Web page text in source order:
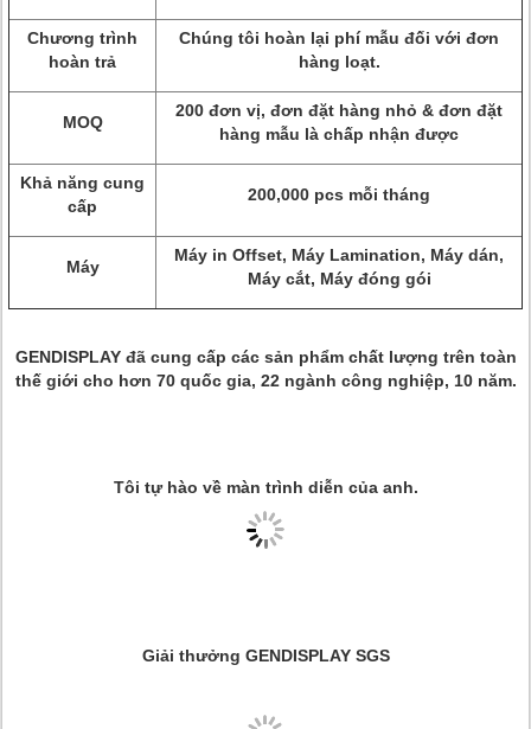
Chương trình
hoàn trả
Chúng tôi hoàn lại phí mẫu đối với đơn
hàng loạt.
MOQ
200 đơn vị, đơn đặt hàng nhỏ & đơn đặt
hàng mẫu là chấp nhận được
Khả năng cung
cấp
200,000 pcs mỗi tháng
Máy
Máy in Offset, Máy Lamination, Máy dán,
Máy cắt, Máy đóng gói
GENDISPLAY đã cung cấp các sản phẩm chất lượng trên toàn
thế giới cho hơn 70 quốc gia, 22 ngành công nghiệp, 10 năm.
Tôi tự hào về màn trình diễn của anh.
Giải thưởng GENDISPLAY SGS